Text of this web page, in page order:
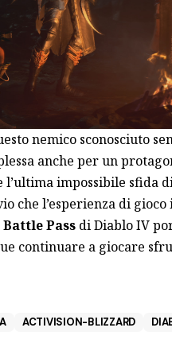
nemico sconosciuto
anche per un
l’ultima impossibile sfida
che l’esperienza di
Battle Passdi Diablo IV
continuare a giocare
ACTIVISION-BLIZZARD